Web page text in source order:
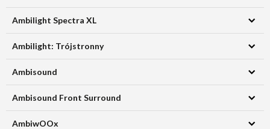
Ambilight Spectra XL
Ambilight: Trójstronny
Ambisound
Ambisound Front Surround
AmbiwOOx